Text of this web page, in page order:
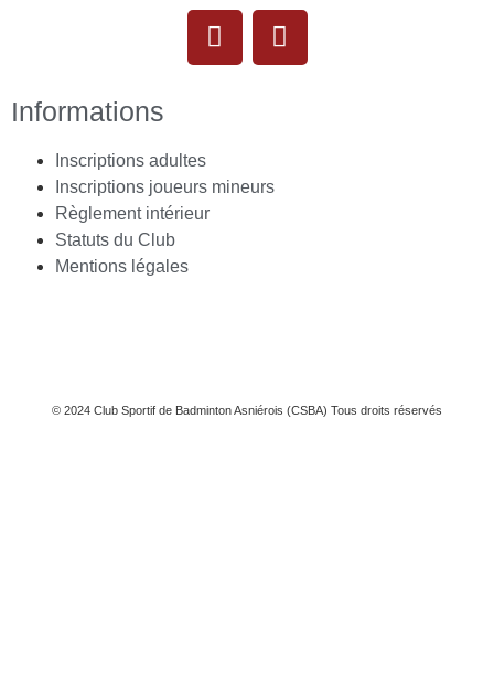
Informations
Inscriptions adultes
Inscriptions joueurs mineurs
Règlement intérieur
Statuts du Club
Mentions légales
© 2024 Club Sportif de Badminton Asniérois (CSBA) Tous droits réservés